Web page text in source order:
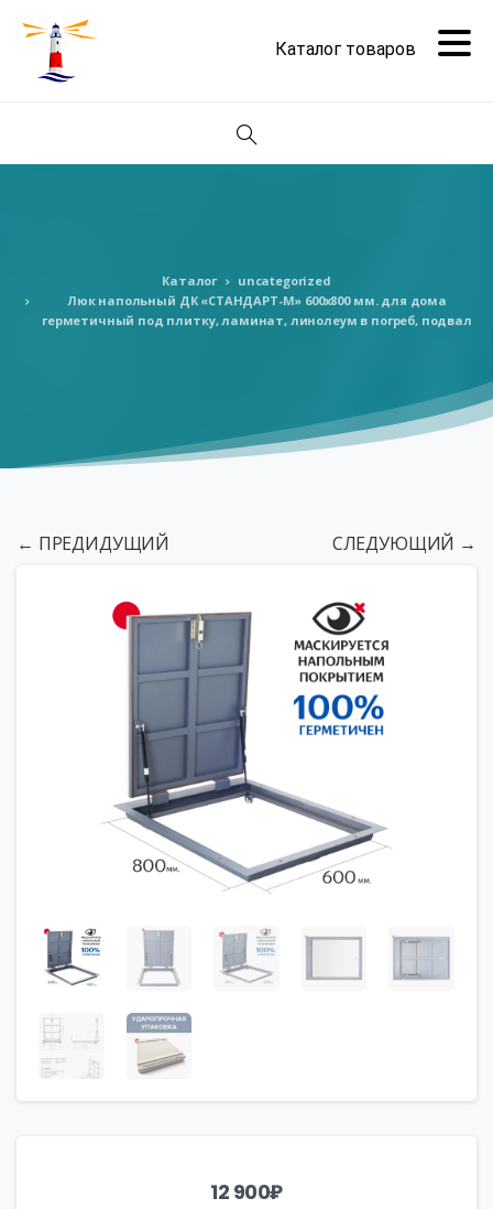
Поиск
Каталог
uncategorized
Люк напольный ДК «СТАНДАРТ-М» 600х800 мм. для дома
герметичный под плитку, ламинат, линолеум в погреб, подвал
← ПРЕДИДУЩИЙ СЛЕДУЮЩИЙ →
12 900₽